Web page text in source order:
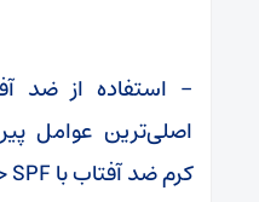
اصلی‌ترین عوامل